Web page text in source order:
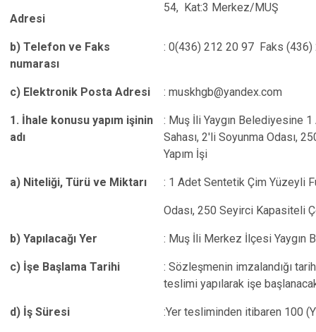
Adresi
54, Kat:3 Merkez/MUŞ
b) Telefon ve Faks
numarası
: 0(436) 212 20 97 Faks (436)
c) Elektronik Posta Adresi : muskhgb@yandex.com
1. İhale konusu yapım işinin
adı
: Muş İli Yaygın Belediyesine
Sahası, 2'li Soyunma Odası,
Yapım İşi
a) Niteliği, Türü ve Miktarı : 1 Adet Sentetik Çim Yüzeyli
Odası, 250 Seyirci Kapasiteli
b) Yapılacağı Yer : Muş İli Merkez İlçesi Yaygın
c) İşe Başlama Tarihi
: Sözleşmenin imzalandığı
teslimi yapılarak işe
d) İş Süresi :Yer tesliminden itibaren 100